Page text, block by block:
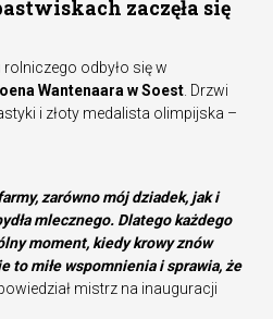
zaczęła się
odbyło się w
Wantenaara w Soest . Drzwi
i złoty medalista olimpijska –
zarówno mój dziadek, jak i
mlecznego. Dlatego każdego
moment, kiedy krowy znów
to miłe wspomnienia i sprawia, że
mistrz na inauguracji